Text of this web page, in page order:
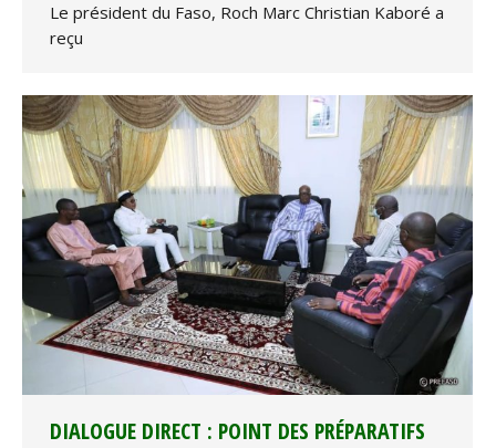
Le président du Faso, Roch Marc Christian Kaboré a
reçu
DIALOGUE DIRECT : POINT DES PRÉPARATIFS